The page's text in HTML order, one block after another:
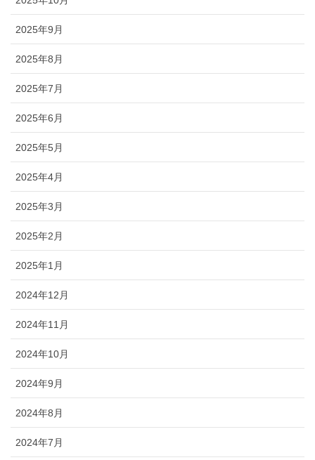
2025年9月
2025年8月
2025年7月
2025年6月
2025年5月
2025年4月
2025年3月
2025年2月
2025年1月
2024年12月
2024年11月
2024年10月
2024年9月
2024年8月
2024年7月